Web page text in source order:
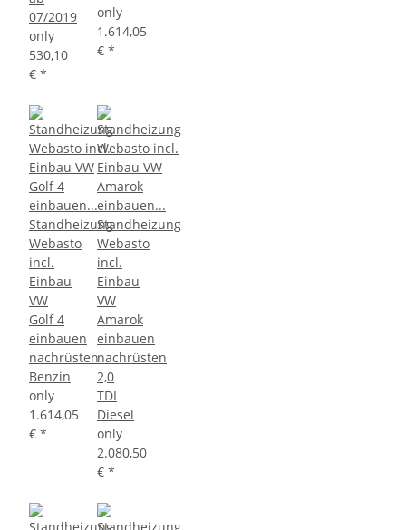
07/2019
only
530,10
€ *
only
1.614,05
€ *
Standheizung
Webasto
incl.
Einbau
VW
Golf 4
einbauen
nachrüsten
Benzin
only
1.614,05
€ *
Standheizung
Webasto
incl.
Einbau
VW
Amarok
einbauen
nachrüsten
2,0
TDI
Diesel
only
2.080,50
€ *